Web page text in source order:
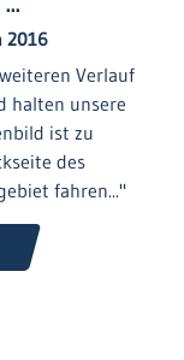
2016
Verlauf
halten unsere
ist zu
des
fahren..."